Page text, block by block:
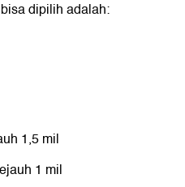
dipilih adalah:
1,5 mil
1 mil